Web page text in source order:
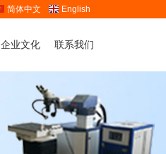
简体中文 English
企业文化 联系我们
人才战略